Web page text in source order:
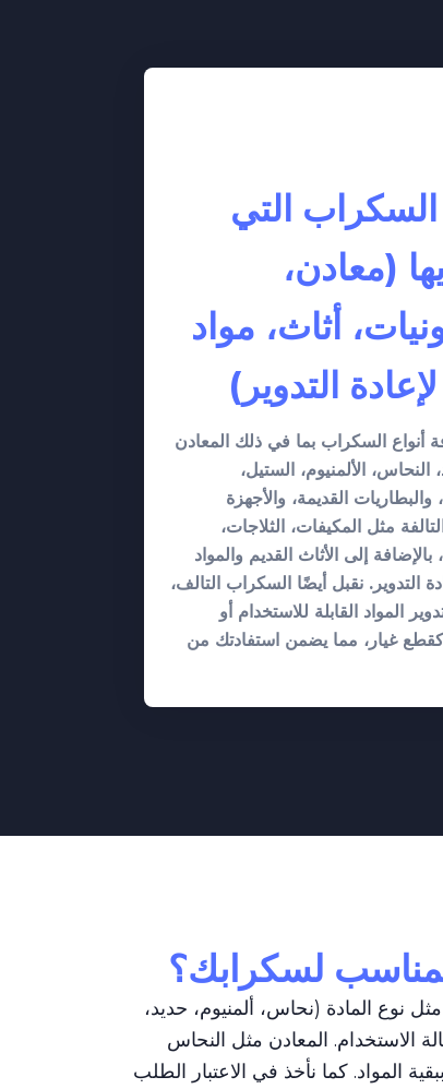
السكراب التي
(معادن،
أثاث، مواد
التدوير)
أنواع السكراب بما في ذلك المعادن
النحاس، الألمنيوم، الستيل،
والبطاريات القديمة، والأجهزة
مثل المكيفات، الثلاجات،
بالإضافة إلى الأثاث القديم والمواد
التدوير. نقبل أيضًا السكراب التالف،
المواد القابلة للاستخدام أو
غيار، مما يضمن استفادتك من
لسكرابك؟
نوع المادة (نحاس، ألمنيوم، حديد،
الاستخدام. المعادن مثل النحاس
المواد. كما نأخذ في الاعتبار الطلب